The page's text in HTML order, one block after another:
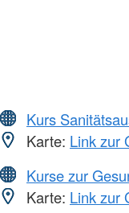
Kurs
Karte: Link zur
Kurse zur
Karte: Link zur